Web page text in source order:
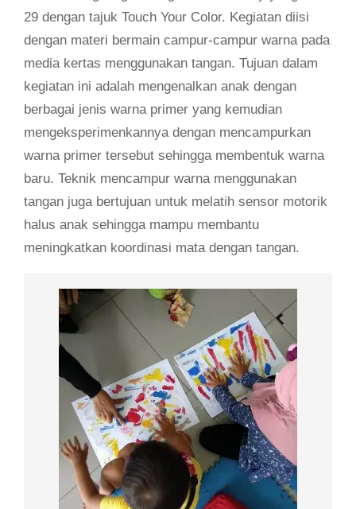
29 dengan tajuk Touch Your Color. Kegiatan diisi
dengan materi bermain campur-campur warna pada
media kertas menggunakan tangan. Tujuan dalam
kegiatan ini adalah mengenalkan anak dengan
berbagai jenis warna primer yang kemudian
mengeksperimenkannya dengan mencampurkan
warna primer tersebut sehingga membentuk warna
baru. Teknik mencampur warna menggunakan
tangan juga bertujuan untuk melatih sensor motorik
halus anak sehingga mampu membantu
meningkatkan koordinasi mata dengan tangan.